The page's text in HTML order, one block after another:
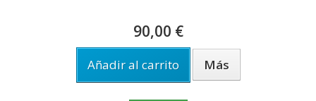
90,00 €
Añadir al carrito Más